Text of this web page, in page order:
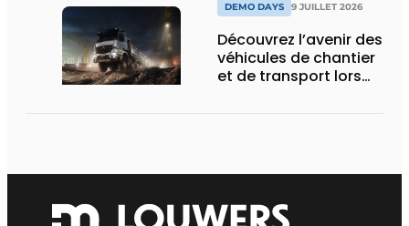
DEMO DAYS 9 JUILLET 2026
Découvrez l’avenir des
véhicules de chantier
et de transport lors